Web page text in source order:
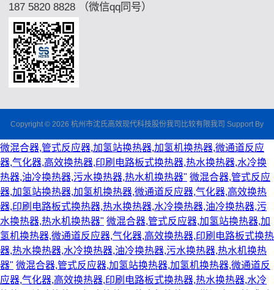
187 5820 8828 （微信qq同号）
Copyright © 2026 杭州市沈氏高效现代科技股份我司比较有限我司 Support By
微混合器,管式反应器,加氢站换热器,加氢机换热器,微通道反应
器,气化器,高效换热器,印刷电路板式换热器,热水换热器,水冷换
热器,油冷换热器,污水换热器,热水机换热器" 微混合器,管式反应
器,加氢站换热器,加氢机换热器,微通道反应器,气化器,高效换热
器,印刷电路板式换热器,热水换热器,水冷换热器,油冷换热器,污
水换热器,热水机换热器" 微混合器,管式反应器,加氢站换热器,加
氢机换热器,微通道反应器,气化器,高效换热器,印刷电路板式换热
器,热水换热器,水冷换热器,油冷换热器,污水换热器,热水机换热
器" 微混合器,管式反应器,加氢站换热器,加氢机换热器,微通道反
应器,气化器,高效换热器,印刷电路板式换热器,热水换热器,水冷